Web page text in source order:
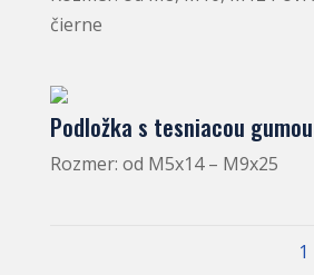
čierne
Podložka s tesniacou gumou
Rozmer: od M5x14 – M9x25
1